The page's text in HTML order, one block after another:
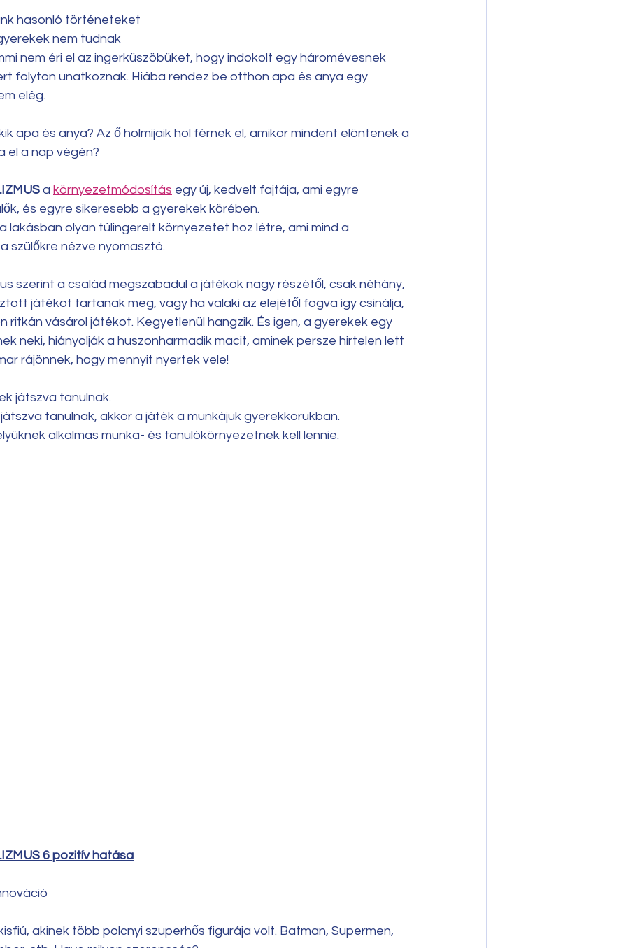
hasonló történeteket
nem tudnak
nem éri el az ingerküszöbüket, hogy indokolt egy háromévesnek
folyton unatkoznak. Hiába rendez be otthon apa és anya egy
elég.
apa és anya? Az ő holmijaik hol férnek el, amikor mindent elöntenek a
el a nap végén?
a környezetmódosítás egy új, kedvelt fajtája, ami egyre
és egyre sikeresebb a gyerekek körében.
lakásban olyan túlingerelt környezetet hoz létre, ami mind a
szülőkre nézve nyomasztó.
szerint a család megszabadul a játékok nagy részétől, csak néhány,
játékot tartanak meg, vagy ha valaki az elejétől fogva így csinálja,
ritkán vásárol játékot. Kegyetlenül hangzik. És igen, a gyerekek egy
neki, hiányolják a huszonharmadik macit, aminek persze hirtelen lett
rájönnek, hogy mennyit nyertek vele!
játszva tanulnak.
tanulnak, akkor a játék a munkájuk gyerekkorukban.
alkalmas munka- és tanulókörnyezetnek kell lennie.
6 pozitív hatása
akinek több polcnyi szuperhős figurája volt. Batman, Supermen,